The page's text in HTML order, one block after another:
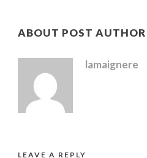
ABOUT POST AUTHOR
lamaignere
LEAVE A REPLY